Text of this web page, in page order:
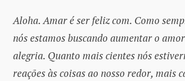
Aloha. Amar é ser feliz com. Como
nós estamos buscando aumentar o
alegria. Quanto mais cientes nós
reações às coisas ao nosso redor, mais